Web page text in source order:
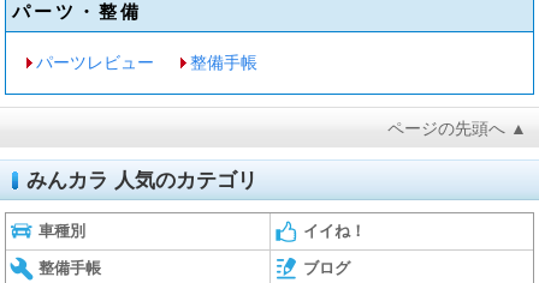
パーツ・整備
パーツレビュー 整備手帳
ページの先頭へ ▲
みんカラ 人気のカテゴリ
車種別 イイね！
整備手帳 ブログ